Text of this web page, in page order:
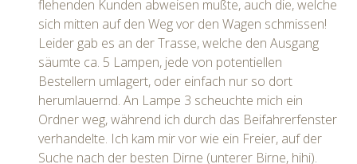
flehenden Kunden abweisen mußte, auch die, welche
sich mitten auf den Weg vor den Wagen schmissen!
Leider gab es an der Trasse, welche den Ausgang
säumte ca. 5 Lampen, jede von potentiellen
Bestellern umlagert, oder einfach nur so dort
herumlauernd. An Lampe 3 scheuchte mich ein
Ordner weg, während ich durch das Beifahrerfenster
verhandelte. Ich kam mir vor wie ein Freier, auf der
Suche nach der besten Dirne (unterer Birne, hihi).